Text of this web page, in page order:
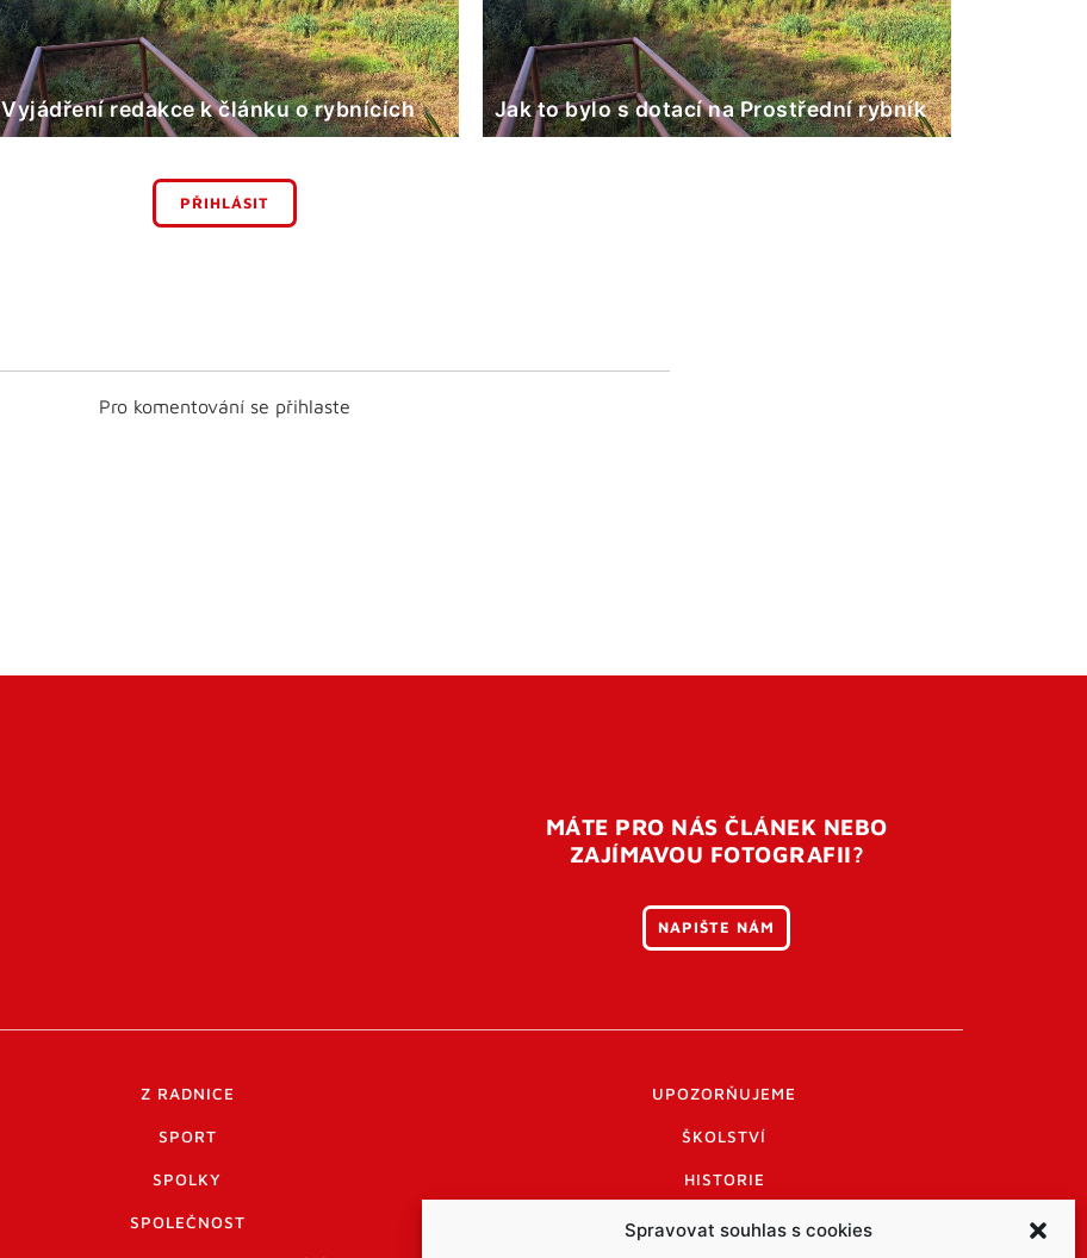
Spravovat souhlas s cookies
Vyjádření redakce k článku o rybnících Jak to bylo s dotací na Prostřední rybník
PŘIHLÁSIT
Pro komentování se přihlaste
MÁTE PRO NÁS ČLÁNEK NEBO
ZAJÍMAVOU FOTOGRAFII?
NAPIŠTE NÁM
Z RADNICE UPOZORŇUJEME
SPORT ŠKOLSTVÍ
SPOLKY HISTORIE
SPOLEČNOST PRAKTICKÉ INFORMACE